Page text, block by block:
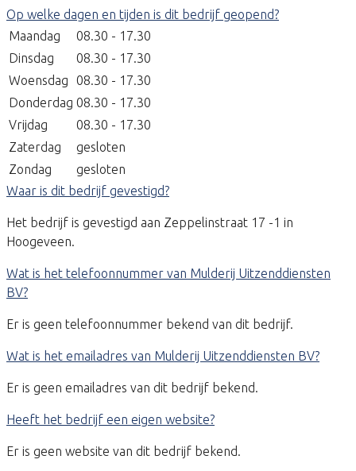
Op welke dagen en tijden is dit bedrijf geopend?
Maandag
08.30 - 17.30
Dinsdag
08.30 - 17.30
Woensdag
08.30 - 17.30
Donderdag 08.30 - 17.30
Vrijdag
08.30 - 17.30
Zaterdag
gesloten
Zondag
gesloten
Waar is dit bedrijf gevestigd?
Het bedrijf is gevestigd aan Zeppelinstraat 17 -1 in
Hoogeveen.
Wat is het telefoonnummer van Mulderij Uitzenddiensten
BV?
Er is geen telefoonnummer bekend van dit bedrijf.
Wat is het emailadres van Mulderij Uitzenddiensten BV?
Er is geen emailadres van dit bedrijf bekend.
Heeft het bedrijf een eigen website?
Er is geen website van dit bedrijf bekend.